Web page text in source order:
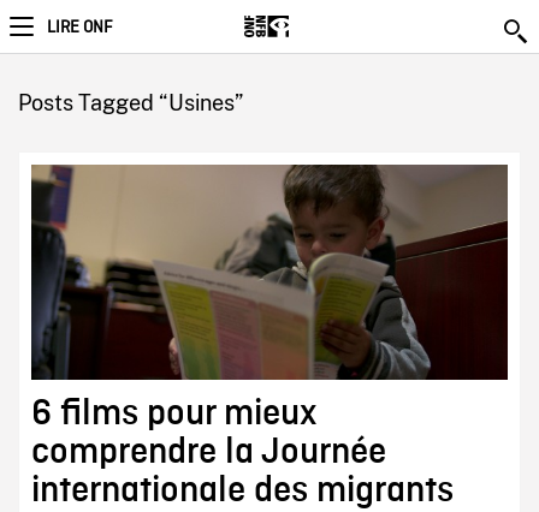
LIRE ONF
Posts Tagged “Usines”
6 films pour mieux
comprendre la Journée
internationale des migrants